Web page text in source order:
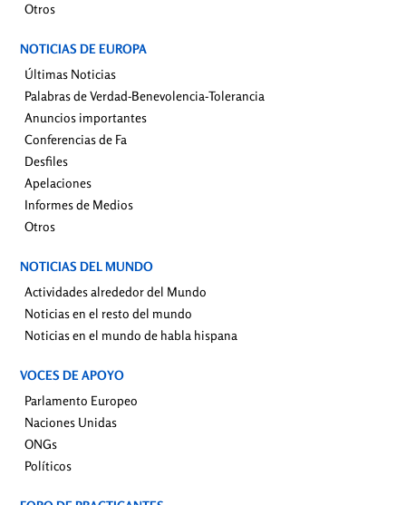
Otros
NOTICIAS DE EUROPA
Últimas Noticias
Palabras de Verdad-Benevolencia-Tolerancia
Anuncios importantes
Conferencias de Fa
Desfiles
Apelaciones
Informes de Medios
Otros
NOTICIAS DEL MUNDO
Actividades alrededor del Mundo
Noticias en el resto del mundo
Noticias en el mundo de habla hispana
VOCES DE APOYO
Parlamento Europeo
Naciones Unidas
ONGs
Políticos